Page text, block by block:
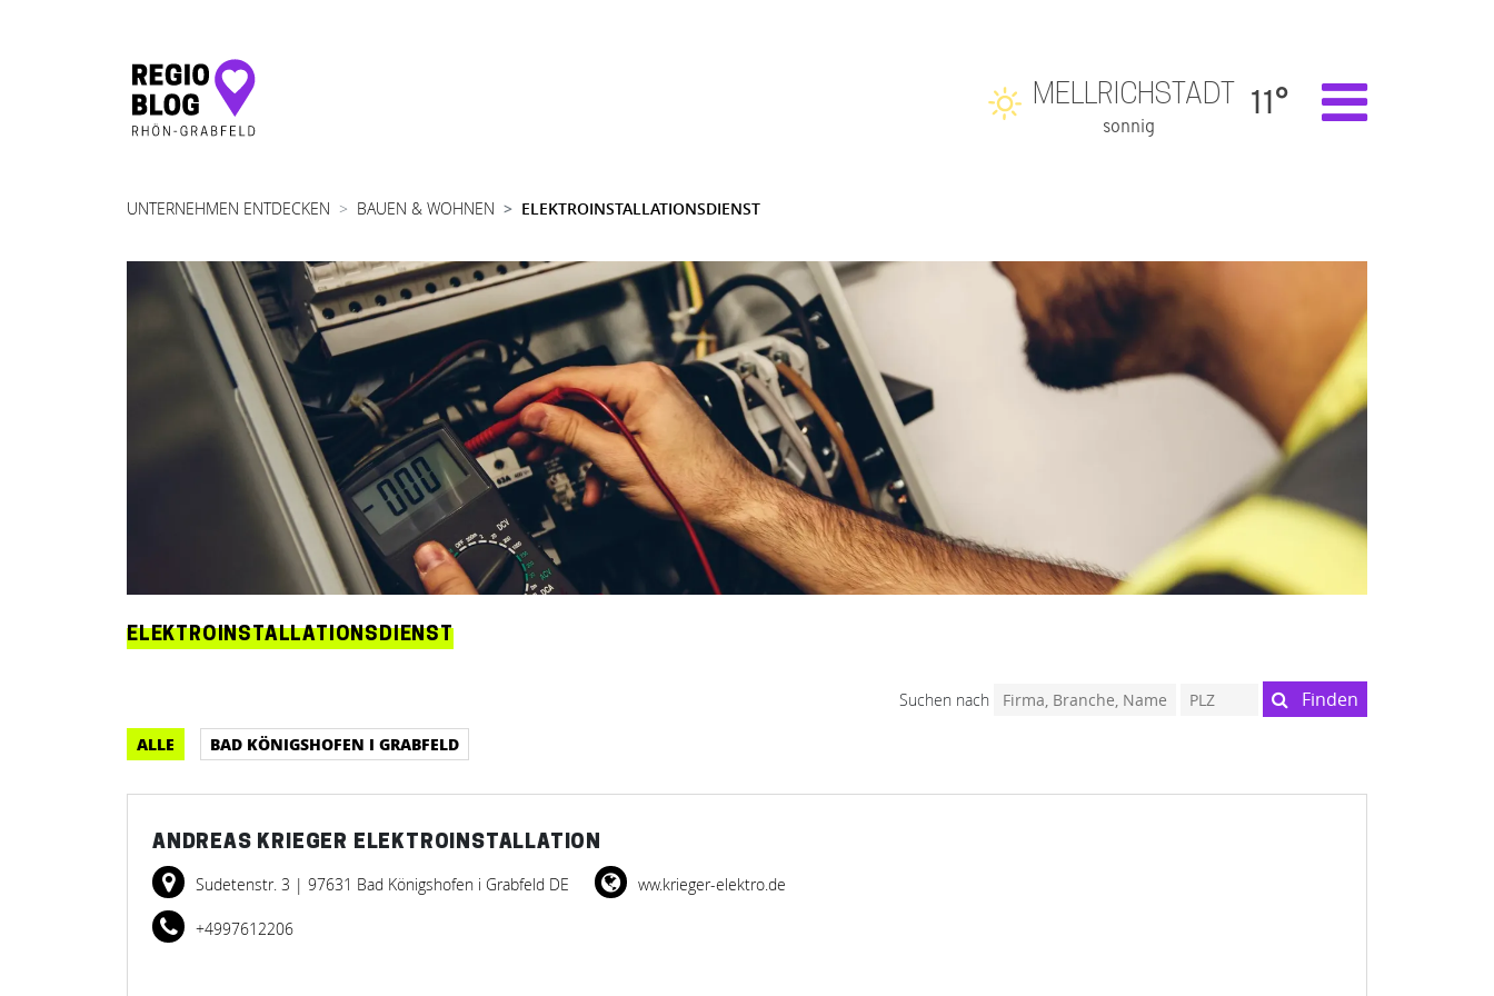
Hauptnavigation
MELLRICHSTADT
sonnig
11°
UNTERNEHMEN ENTDECKEN BAUEN & WOHNEN ELEKTROINSTALLATIONSDIENST
ELEKTROINSTALLATIONSDIENST
Suchen nach Finden
ALLE BAD KÖNIGSHOFEN I GRABFELD
ANDREAS KRIEGER ELEKTROINSTALLATION
Sudetenstr. 3 | 97631 Bad Königshofen i Grabfeld DE
+4997612206
ww.krieger-elektro.de